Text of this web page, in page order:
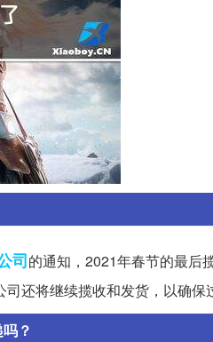
司的通知，2021年春节的最后
还将继续揽收和发货，以确保
？